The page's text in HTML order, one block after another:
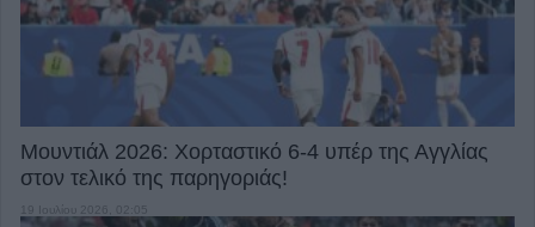
Μουντιάλ 2026: Χορταστικό 6-4 υπέρ της Αγγλίας
στον τελικό της παρηγοριάς!
19 Ιουλίου 2026, 02:05